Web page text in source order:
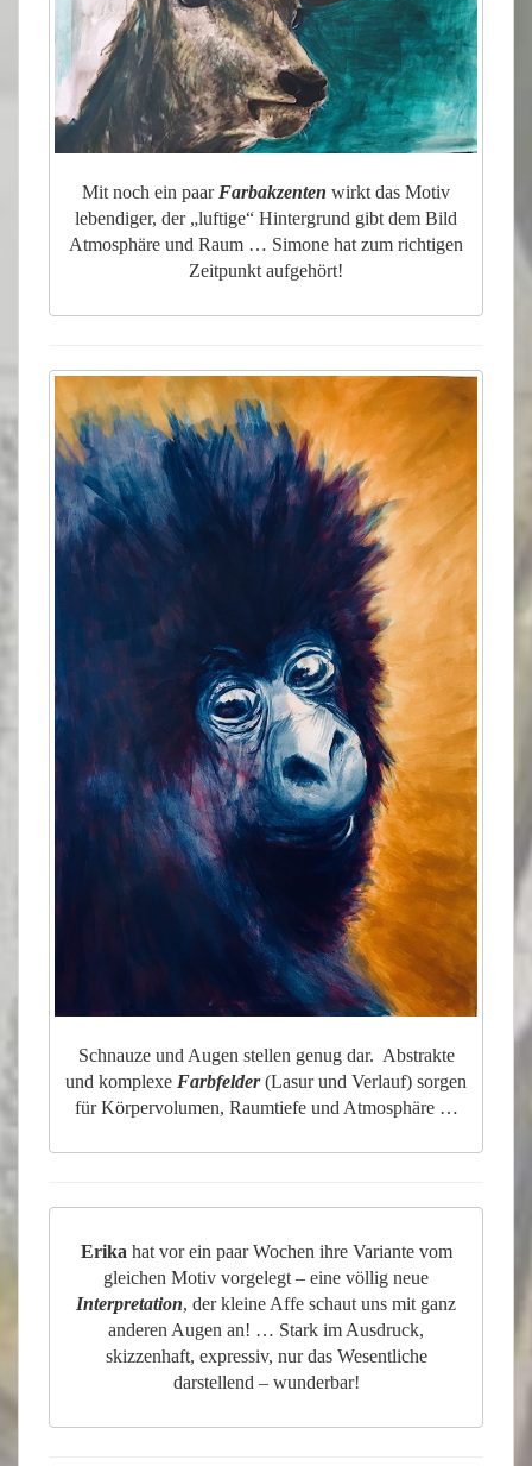
Mit noch ein paar Farbakzenten wirkt das Motiv
lebendiger, der „luftige“ Hintergrund gibt dem Bild
Atmosphäre und Raum … Simone hat zum richtigen
Zeitpunkt aufgehört!
Schnauze und Augen stellen genug dar. Abstrakte
und komplexe Farbfelder(Lasur und Verlauf) sorgen
für Körpervolumen, Raumtiefe und Atmosphäre …
Erika hat vor ein paar Wochen ihre Variante vom
gleichen Motiv vorgelegt – eine völlig neue
Interpretation, der kleine Affe schaut uns mit ganz
anderen Augen an! … Stark im Ausdruck,
skizzenhaft, expressiv, nur das Wesentliche
darstellend – wunderbar!